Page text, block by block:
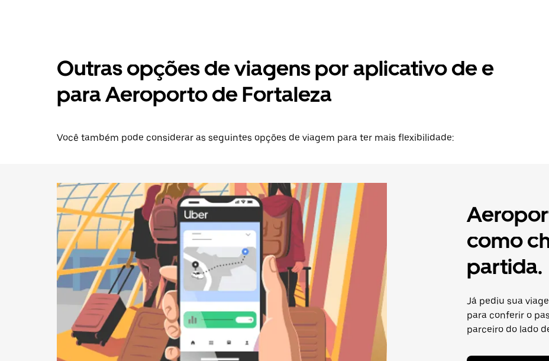
Outras opções de viagens por aplicativo de e
para Aeroporto de Fortaleza
Você também pode considerar as seguintes opções de viagem para ter mais flexibilidade:
como
partida.
Já pediu sua
para conferir o
parceiro do lado